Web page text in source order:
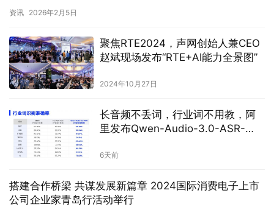
资讯 2026年2月5日
聚焦RTE2024，声网创始人兼CEO
赵斌现场发布“RTE+AI能力全景图”
2024年10月27日
长音频不丢词，行业词不用教，阿
里发布Qwen-Audio-3.0-ASR-
6天前
搭建合作桥梁 共谋发展新篇章 2024国际消费电子上市
公司企业家青岛行活动举行